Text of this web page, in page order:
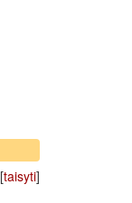
[taisyti]